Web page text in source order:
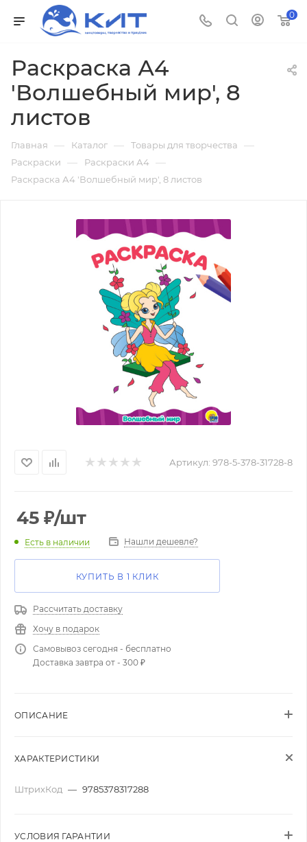
0
Раскраска А4
'Волшебный мир', 8
листов
Главная — Каталог — Товары для творчества —
Раскраски — Раскраски А4 —
Раскраска А4 'Волшебный мир', 8 листов
Артикул: 978-5-378-31728-8
45 ₽/шт
Есть в наличии Нашли дешевле?
КУПИТЬ В 1 КЛИК
Рассчитать доставку
Хочу в подарок
Самовывоз сегодня - бесплатно
Доставка завтра от - 300 ₽
ОПИСАНИЕ
ХАРАКТЕРИСТИКИ
ШтрихКод — 9785378317288
УСЛОВИЯ ГАРАНТИИ